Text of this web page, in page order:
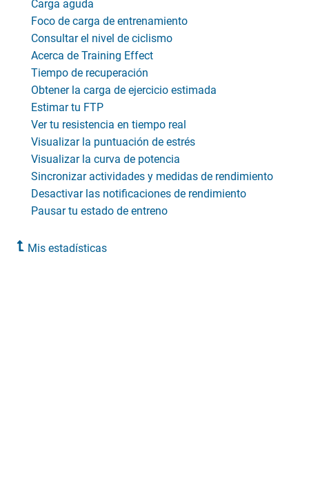
Carga aguda
Foco de carga de entrenamiento
Consultar el nivel de ciclismo
Acerca de Training Effect
Tiempo de recuperación
Obtener la carga de ejercicio estimada
Estimar tu FTP
Ver tu resistencia en tiempo real
Visualizar la puntuación de estrés
Visualizar la curva de potencia
Sincronizar actividades y medidas de rendimiento
Desactivar las notificaciones de rendimiento
Pausar tu estado de entreno
Mis estadísticas